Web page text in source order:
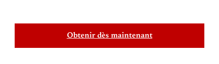
Obtenir dès maintenant